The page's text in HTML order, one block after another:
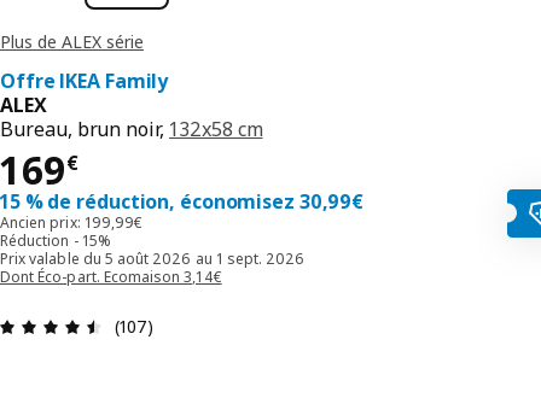
Plus de ALEX série
Offre IKEA Family
ALEX
Bureau, brun noir, 132x58 cm
169€
Prix 169€
15 % de réduction, économisez 30,99€
Ancien prix: 199,99€
Réduction - 15%
Prix valable du 5 août 2026 au 1 sept. 2026
Dont Éco-part. Ecomaison 3,14€
Avis: 4.5 sur 5 étoiles Nombre total d'avis: 107
(107)